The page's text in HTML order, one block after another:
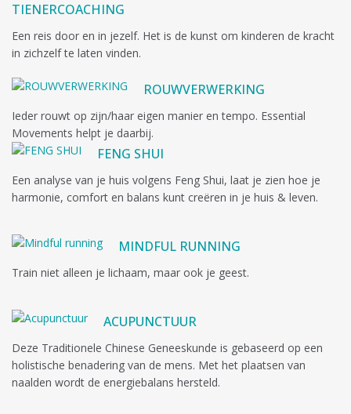
TIENERCOACHING
Een reis door en in jezelf. Het is de kunst om kinderen de kracht
in zichzelf te laten vinden.
ROUWVERWERKING
Ieder rouwt op zijn/haar eigen manier en tempo. Essential
Movements helpt je daarbij.
FENG SHUI
Een analyse van je huis volgens Feng Shui, laat je zien hoe je
harmonie, comfort en balans kunt creëren in je huis & leven.
MINDFUL RUNNING
Train niet alleen je lichaam, maar ook je geest.
ACUPUNCTUUR
Deze Traditionele Chinese Geneeskunde is gebaseerd op een
holistische benadering van de mens. Met het plaatsen van
naalden wordt de energiebalans hersteld.